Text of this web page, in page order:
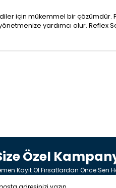
için mükemmel bir
yardımcı olur.
Özel
Kayıt Ol Fırsatlardan Önce Sen